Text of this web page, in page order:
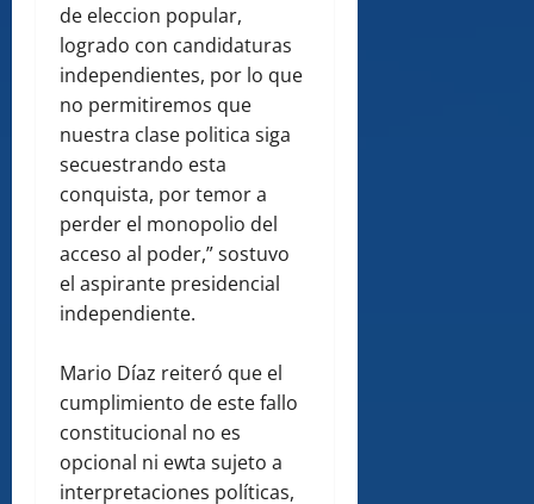
de eleccion popular,
logrado con candidaturas
independientes, por lo que
no permitiremos que
nuestra clase politica siga
secuestrando esta
conquista, por temor a
perder el monopolio del
acceso al poder,” sostuvo
el aspirante presidencial
independiente.
Mario Díaz reiteró que el
cumplimiento de este fallo
constitucional no es
opcional ni ewta sujeto a
interpretaciones políticas,